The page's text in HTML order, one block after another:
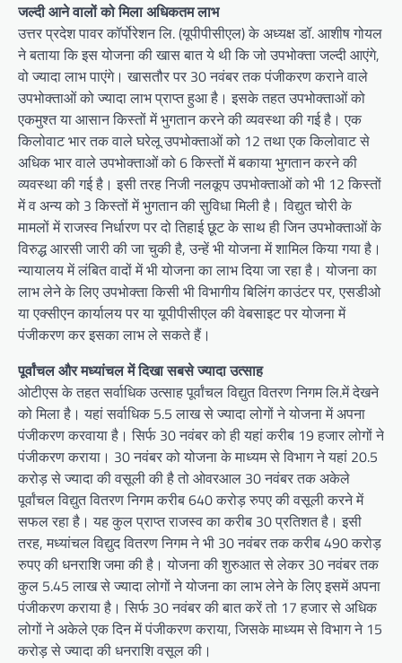
जल्दी आने वालों को मिला अधिकतम लाभ
उत्तर प्रदेश पावर कॉर्पोरेशन लि. (यूपीपीसीएल) के अध्यक्ष डॉ. आशीष गोयल
ने बताया कि इस योजना की खास बात ये थी कि जो उपभोक्ता जल्दी आएंगे,
वो ज्यादा लाभ पाएंगे। खासतौर पर 30 नवंबर तक पंजीकरण कराने वाले
उपभोक्ताओं को ज्यादा लाभ प्राप्त हुआ है। इसके तहत उपभोक्ताओं को
एकमुश्त या आसान किस्तों में भुगतान करने की व्यवस्था की गई है। एक
किलोवाट भार तक वाले घरेलू उपभोक्ताओं को 12 तथा एक किलोवाट से
अधिक भार वाले उपभोक्ताओं को 6 किस्तों में बकाया भुगतान करने की
व्यवस्था की गई है। इसी तरह निजी नलकूप उपभोक्ताओं को भी 12 किस्तों
में व अन्य को 3 किस्तों में भुगतान की सुविधा मिली है। विद्युत चोरी के
मामलों में राजस्व निर्धारण पर दो तिहाई छूट के साथ ही जिन उपभोक्ताओं के
विरुद्ध आरसी जारी की जा चुकी है, उन्हें भी योजना में शामिल किया गया है।
न्यायालय में लंबित वादों में भी योजना का लाभ दिया जा रहा है। योजना का
लाभ लेने के लिए उपभोक्ता किसी भी विभागीय बिलिंग काउंटर पर, एसडीओ
या एक्सीएन कार्यालय पर या यूपीपीसीएल की वेबसाइट पर योजना में
पंजीकरण कर इसका लाभ ले सकते हैं।
पूर्वांचल और मध्यांचल में दिखा सबसे ज्यादा उत्साह
ओटीएस के तहत सर्वाधिक उत्साह पूर्वांचल विद्युत वितरण निगम लि.में देखने
को मिला है। यहां सर्वाधिक 5.5 लाख से ज्यादा लोगों ने योजना में अपना
पंजीकरण करवाया है। सिर्फ 30 नवंबर को ही यहां करीब 19 हजार लोगों ने
पंजीकरण कराया। 30 नवंबर को योजना के माध्यम से विभाग ने यहां 20.5
करोड़ से ज्यादा की वसूली की है तो ओवरआल 30 नवंबर तक अकेले
पूर्वांचल विद्युत वितरण निगम करीब 640 करोड़ रुपए की वसूली करने में
सफल रहा है। यह कुल प्राप्त राजस्व का करीब 30 प्रतिशत है। इसी
तरह, मध्यांचल विद्युद वितरण निगम ने भी 30 नवंबर तक करीब 490 करोड़
रुपए की धनराशि जमा की है। योजना की शुरुआत से लेकर 30 नवंबर तक
कुल 5.45 लाख से ज्यादा लोगों ने योजना का लाभ लेने के लिए इसमें अपना
पंजीकरण कराया है। सिर्फ 30 नवंबर की बात करें तो 17 हजार से अधिक
लोगों ने अकेले एक दिन में पंजीकरण कराया, जिसके माध्यम से विभाग ने 15
करोड़ से ज्यादा की धनराशि वसूल की।